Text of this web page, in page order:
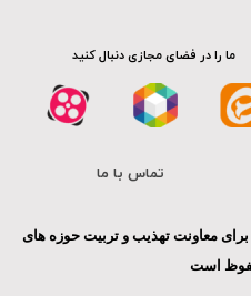
ما را در فضای مجازی دنبال کنید
تماس با ما
معاونت تهذیب و تربیت حوزه های
است